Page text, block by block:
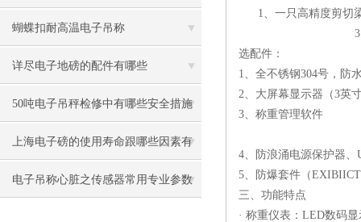
蝴蝶扣耐高温电子吊称
详尽电子地磅的配件有哪些
50吨电子吊秤检修中有哪些安全措施
上海电子磅的使用寿命跟哪些因素有
关
电子吊称心脏之传感器常用专业参数
1、一只高精度
选配件：
1、全不锈钢
2、 大屏幕显示器
3、称重管理软件
4、防浪涌电源保
5、防爆套件（EXIB
三、功能特点
· 称重仪表：LED